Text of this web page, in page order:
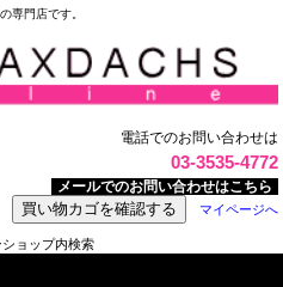
専門店です。
電話でのお問い合わせは
03-3535-4772
メールでのお問い合わせはこちら
マイページへ
ョップ内検索